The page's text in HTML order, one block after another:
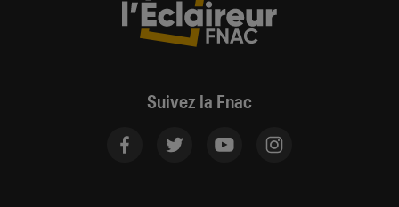
Suivez la Fnac